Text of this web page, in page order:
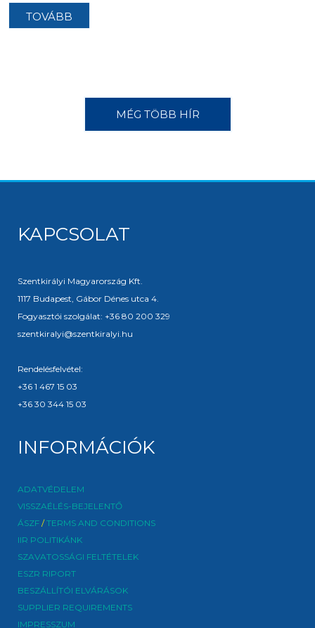
TOVÁBB
MÉG TÖBB HÍR
KAPCSOLAT
Szentkirályi Magyarország Kft.
1117 Budapest, Gábor Dénes utca 4.
Fogyasztói szolgálat: +36 80 200 329
szentkiralyi@szentkiralyi.hu
Rendelésfelvétel:
+36 1 467 15 03
+36 30 344 15 03
INFORMÁCIÓK
ADATVÉDELEM
VISSZAÉLÉS-BEJELENTŐ
ÁSZF /TERMS AND CONDITIONS
IIR POLITIKÁNK
SZAVATOSSÁGI FELTÉTELEK
ESZR RIPORT
BESZÁLLÍTÓI ELVÁRÁSOK
SUPPLIER REQUIREMENTS
IMPRESSZUM